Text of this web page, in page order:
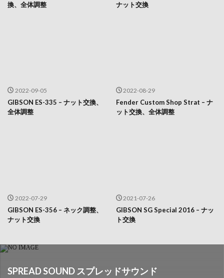
換、全体調整
ナット交換
2022-09-05
GIBSON ES-335 – ナット交換、
全体調整
2022-08-29
Fender Custom Shop Strat – ナ
ット交換、全体調整
2022-07-29
GIBSON ES-356 – ネック調整、
ナット交換
2021-07-26
GIBSON SG Special 2016 – ナッ
ト交換
SPREAD SOUND スプレッドサウンド